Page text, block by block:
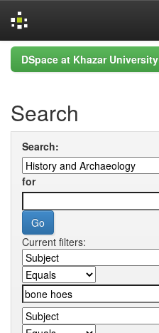
Skip
navigation
DSpace at Khazar University
Search
Search:
for
Current filters: